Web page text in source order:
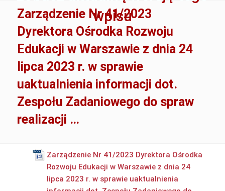
wpisu
Zarządzenie Nr 41/2023
Dyrektora Ośrodka Rozwoju
Edukacji w Warszawie z dnia 24
lipca 2023 r. w sprawie
uaktualnienia informacji dot.
Zespołu Zadaniowego do spraw
realizacji …
Zarządzenie Nr 41/2023 Dyrektora Ośrodka
Rozwoju Edukacji w Warszawie z dnia 24
lipca 2023 r. w sprawie uaktualnienia